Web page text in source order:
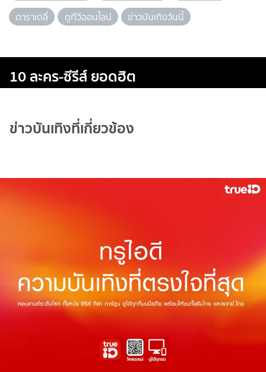
ดาราเดลี่
ดูทีวีออนไลน์ ข่าวบันเทิงวันนี้
10 ละคร-ซีรีส์ ยอดฮิต
ข่าวบันเทิงที่เกี่ยวข้อง